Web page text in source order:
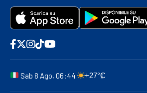
Sab 8 Ago, 06:44 +27°C